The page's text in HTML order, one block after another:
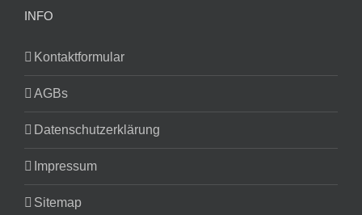
INFO
Kontaktformular
AGBs
Datenschutzerklärung
Impressum
Sitemap